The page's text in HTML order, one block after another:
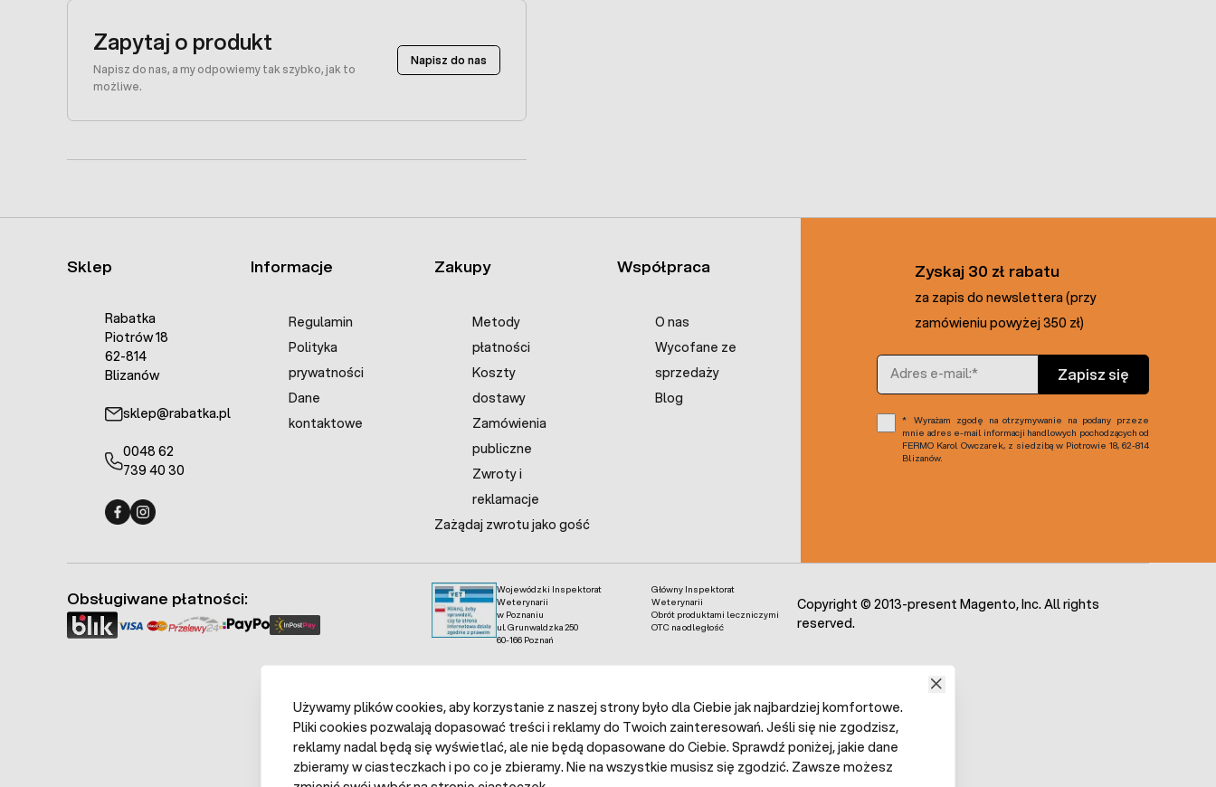
Zapytaj o produkt
Napisz do nas, a my odpowiemy tak szybko, jak to
możliwe.
Napisz do nas
Sklep
Rabatka
Piotrów 18
62-814
Blizanów
sklep@rabatka.pl
0048 62
739 40 30
Informacje
Regulamin
Polityka
prywatności
Dane
kontaktowe
Zakupy
Metody
płatności
Koszty
dostawy
Zamówienia
publiczne
Zwroty i
reklamacje
Zażądaj zwrotu jako gość
Współpraca
O nas
Wycofane ze
sprzedaży
Blog
Zyskaj 30 zł rabatu
za zapis do newslettera (przy
zamówieniu powyżej 350 zł)
Adres e-mail
Zapisz się
Wyrażam zgodę na otrzymywanie na podany przeze
mnie adres e-mail informacji handlowych pochodzących od
FERMO Karol Owczarek, z siedzibą w Piotrowie 18, 62-814
Blizanów.
Wojewódzki Inspektorat
Weterynarii
w Poznaniu
ul. Grunwaldzka 250
60-166 Poznań
Główny Inspektorat
Weterynarii
Obrót produktami leczniczymi
OTC na odległość
Obsługiwane płatności:
Copyright © 2013-present Magento, Inc. All rights
reserved.
Używamy plików cookies, aby korzystanie z naszej strony było dla Ciebie jak najbardziej komfortowe.
Pliki cookies pozwalają dopasować treści i reklamy do Twoich zainteresowań. Jeśli się nie zgodzisz,
reklamy nadal będą się wyświetlać, ale nie będą dopasowane do Ciebie. Sprawdź poniżej, jakie dane
zbieramy w ciasteczkach i po co je zbieramy. Nie na wszystkie musisz się zgodzić. Zawsze możesz